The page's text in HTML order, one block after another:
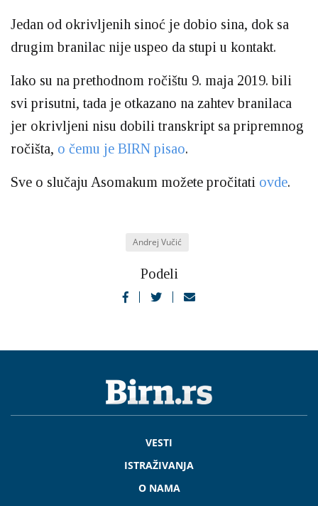
Jedan od okrivljenih sinoć je dobio sina, dok sa
drugim branilac nije uspeo da stupi u kontakt.
Iako su na prethodnom ročištu 9. maja 2019. bili
svi prisutni, tada je otkazano na zahtev branilaca
jer okrivljeni nisu dobili transkript sa pripremnog
ročišta, o čemu je BIRN pisao.
Sve o slučaju Asomakum možete pročitati ovde.
Andrej Vučić
Podeli
VESTI
ISTRAŽIVANJA
O NAMA